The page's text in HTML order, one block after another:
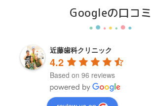
Googleの口コミ
近藤歯科クリニック
4.2
Based on 96 reviews